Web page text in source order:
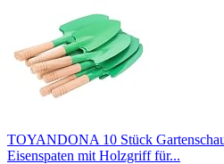
TOYANDONA 10 Stück
Eisenspaten mit Holzgriff für...